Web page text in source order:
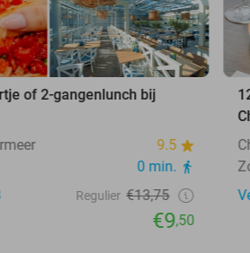
of 2-gangenlunch bij
9.5
0 min.
Regulier €13,75
€9,50